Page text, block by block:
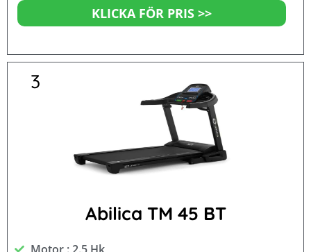
KLICKA FÖR PRIS >>
3
Abilica TM 45 BT